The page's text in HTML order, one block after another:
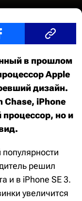
в прошлом
Apple
дизайн.
Chase, iPhone
процессор, но и
решил
и в iPhone SE 3.
увеличится